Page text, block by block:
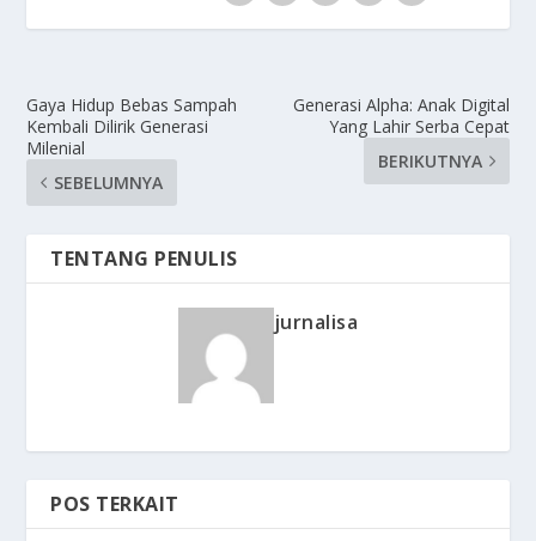
Gaya Hidup Bebas Sampah
Kembali Dilirik Generasi
Milenial
SEBELUMNYA
Generasi Alpha: Anak Digital
Yang Lahir Serba Cepat
BERIKUTNYA
TENTANG PENULIS
jurnalisa
POS TERKAIT